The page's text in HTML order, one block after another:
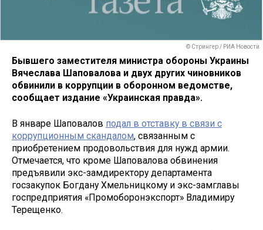
© Стрингер / РИА Новости
Бывшего заместителя министра обороны Украины
Вячеслава Шаповалова и двух других чиновников
обвинили в коррупции в оборонном ведомстве,
сообщает издание «Украинская правда».
В январе Шаповалов подал в отставку в связи с
коррупционным скандалом, связанным с
приобретением продовольствия для нужд армии.
Отмечается, что кроме Шаповалова обвинения
предъявили экс-замдиректору департамента
госзакупок Богдану Хмельницкому и экс-замглавы
госпредприятия «Промоборонэкспорт» Владимиру
Терещенко.